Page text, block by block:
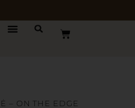
– ON THE EDGE